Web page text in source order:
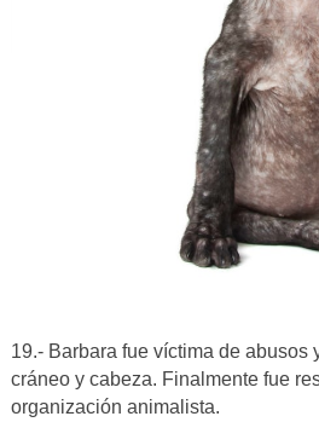
19.- Barbara fue víctima de abusos
cráneo y cabeza. Finalmente fue
organización animalista.